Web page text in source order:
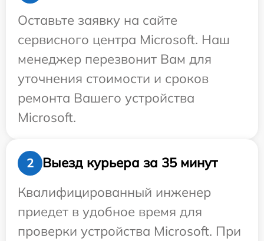
Оставьте заявку на сайте
сервисного центра Microsoft. Наш
менеджер перезвонит Вам для
уточнения стоимости и сроков
ремонта Вашего устройства
Microsoft.
2
Выезд курьера за 35 минут
Квалифицированный инженер
приедет в удобное время для
проверки устройства Microsoft. При